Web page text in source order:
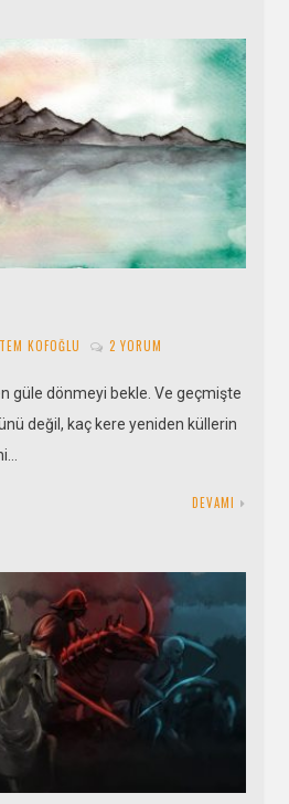
KOFOĞLU 2 YORUM
güle dönmeyi bekle. Ve geçmişte
değil, kaç kere yeniden küllerin
DEVAMI